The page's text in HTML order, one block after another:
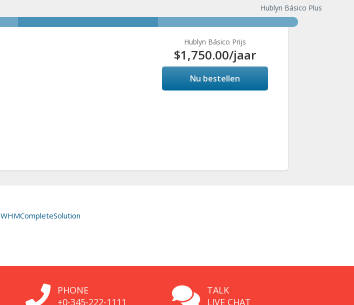
Hublyn Básico Plus
Hublyn Básico Prijs
$1,750.00/jaar
Nu bestellen
WHMCompleteSolution
PHONE
+0-345-222-1111
TALK
LIVE CHAT